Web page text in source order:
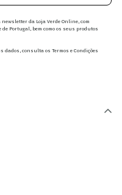
da Loja Verde Online, com
Portugal, bem como os seus produtos
dados, consulta os Termos e Condições